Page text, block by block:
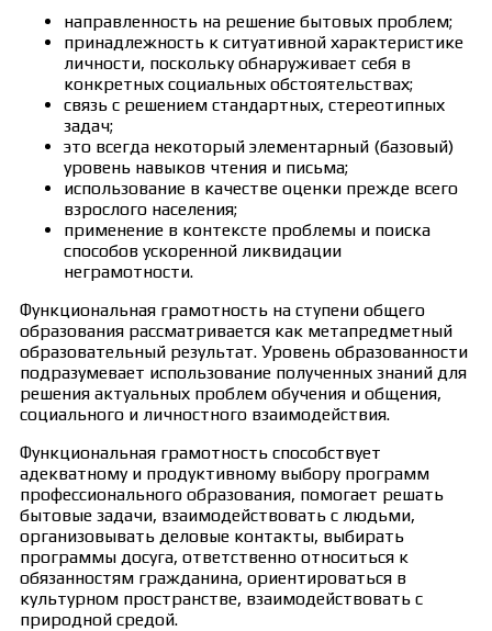
направленность на решение бытовых проблем;
принадлежность к ситуативной характеристике
личности, поскольку обнаруживает себя в
конкретных социальных обстоятельствах;
связь с решением стандартных, стереотипных
задач;
это всегда некоторый элементарный (базовый)
уровень навыков чтения и письма;
использование в качестве оценки прежде всего
взрослого населения;
применение в контексте проблемы и поиска
способов ускоренной ликвидации
неграмотности.
Функциональная грамотность на ступени общего
образования рассматривается как метапредметный
образовательный результат. Уровень образованности
подразумевает использование полученных знаний для
решения актуальных проблем обучения и общения,
социального и личностного взаимодействия.
Функциональная грамотность способствует
адекватному и продуктивному выбору программ
профессионального образования, помогает решать
бытовые задачи, взаимодействовать с людьми,
организовывать деловые контакты, выбирать
программы досуга, ответственно относиться к
обязанностям гражданина, ориентироваться в
культурном пространстве, взаимодействовать с
природной средой.